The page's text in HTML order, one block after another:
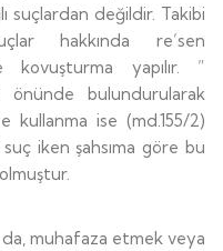
suçlardan değildir. Takibi
hakkında re’sen
kovuşturma yapılır. ”
bulundurularak
ise (md.155/2)
iken şahsıma göre bu
da, muhafaza etmek veya